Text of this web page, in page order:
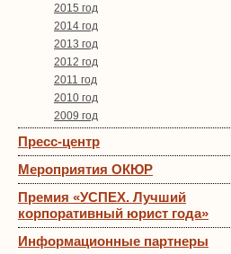
2015 год
2014 год
2013 год
2012 год
2011 год
2010 год
2009 год
Пресс-центр
Мероприятия ОКЮР
Премия «УСПЕХ. Лучший
корпоративный юрист года»
Информационные партнеры